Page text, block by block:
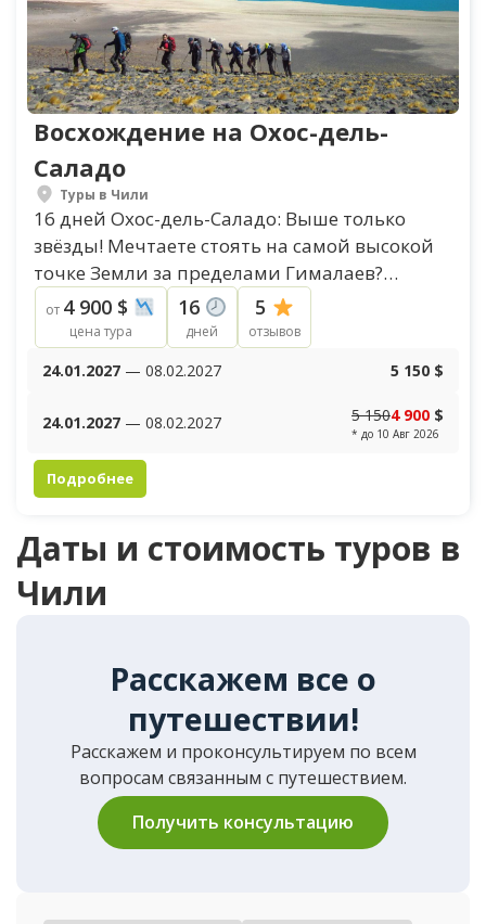
Восхождение на Охос-дель-
Саладо
Туры в Чили
16 дней Охос-дель-Саладо: Выше только
звёзды! Мечтаете стоять на самой высокой
точке Земли за пределами Гималаев?
Восхождение на Охос-дель-Саладо (высота
6893 м) — это не...
от 4 900 $
цена тура
16
дней
5
отзывов
24.01.2027 — 08.02.2027 5 150 $
24.01.2027 — 08.02.2027 5 1504 900 $
* до 10 Авг 2026
Подробнее
Даты и стоимость туров в
Чили
Расскажем все о
путешествии!
Расскажем и проконсультируем по всем
вопросам связанным с путешествием.
Получить консультацию